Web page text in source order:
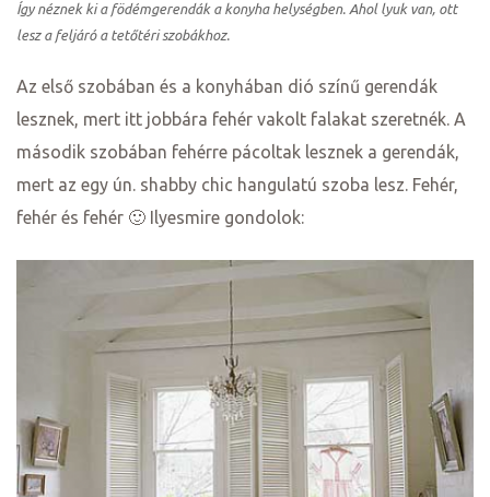
Így néznek ki a födémgerendák a konyha helységben. Ahol lyuk van, ott
lesz a feljáró a tetőtéri szobákhoz.
Az első szobában és a konyhában dió színű gerendák
lesznek, mert itt jobbára fehér vakolt falakat szeretnék. A
második szobában fehérre pácoltak lesznek a gerendák,
mert az egy ún. shabby chic hangulatú szoba lesz. Fehér,
fehér és fehér 🙂 Ilyesmire gondolok: